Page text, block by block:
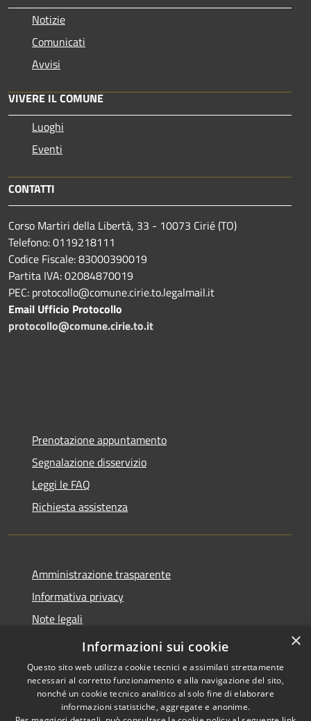
Notizie
Comunicati
Avvisi
VIVERE IL COMUNE
Luoghi
Eventi
CONTATTI
Corso Martiri della Libertà, 33 - 10073 Cirié (TO)
Telefono: 0119218111
Codice Fiscale: 83000390019
Partita IVA: 02084870019
PEC: protocollo@comune.cirie.to.legalmail.it
Email Ufficio Protocollo
protocollo@comune.cirie.to.it
Prenotazione appuntamento
Segnalazione disservizio
Leggi le FAQ
Richiesta assistenza
Amministrazione trasparente
Informativa privacy
Note legali
Dichiarazione di accessibilità
Copyright © 2026 • Città di
×
Informazioni sui cookie
Questo sito web utilizza cookie tecnici e assimilati strettamente
necessari al corretto funzionamento e alla navigazione del sito,
nonché un cookie tecnico analitico al solo fine di elaborare
informazioni statistiche, aggregate e anonime.